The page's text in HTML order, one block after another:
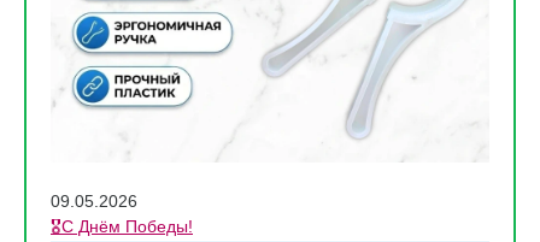
09.05.2026
🎖️С Днём Победы!